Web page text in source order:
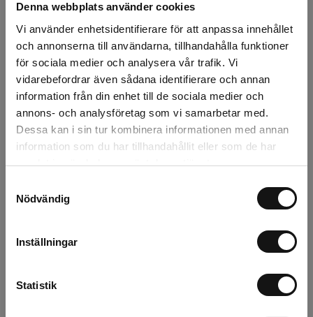
Denna webbplats använder cookies
Vi använder enhetsidentifierare för att anpassa innehållet
och annonserna till användarna, tillhandahålla funktioner
för sociala medier och analysera vår trafik. Vi
vidarebefordrar även sådana identifierare och annan
information från din enhet till de sociala medier och
annons- och analysföretag som vi samarbetar med.
Dessa kan i sin tur kombinera informationen med annan
information som du har tillhandahållit eller som de har
samlat in när du har använt deras tjänster.
Nödvändig
Inställningar
Statistik
Lägg i varukorgen
Snabba leveranser
Kvalitetsprodukter
Över 30 år i branschen!
Lagerstatus
Beskrivning